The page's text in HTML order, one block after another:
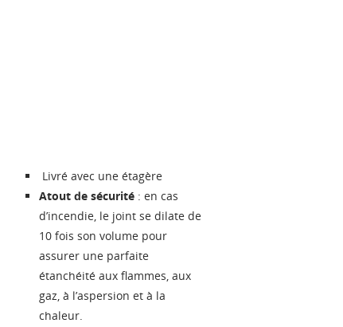
Livré avec une étagère
Atout de sécurité : en cas
d’incendie, le joint se dilate de
10 fois son volume pour
assurer une parfaite
étanchéité aux flammes, aux
gaz, à l’aspersion et à la
chaleur.